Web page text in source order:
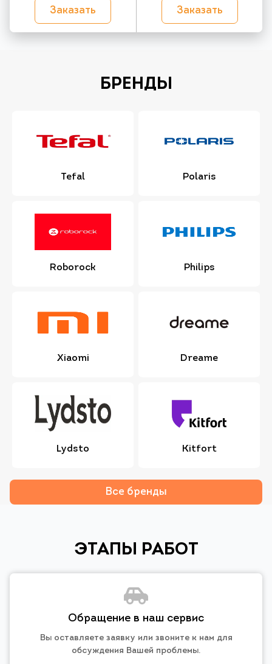
Заказать Заказать
БРЕНДЫ
Tefal Polaris
Roborock Philips
Xiaomi Dreame
Lydsto Kitfort
Все бренды
ЭТАПЫ РАБОТ
Обращение в наш сервис
Вы оставляете заявку или звоните к нам для
обсуждения Вашей проблемы.